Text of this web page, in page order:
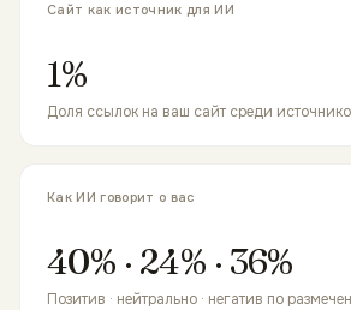
Сайт как источник для ИИ
1%
Доля ссылок на ваш сайт среди
Как ИИ говорит о вас
40% · 24% · 36%
Позитив · нейтрально · негатив по